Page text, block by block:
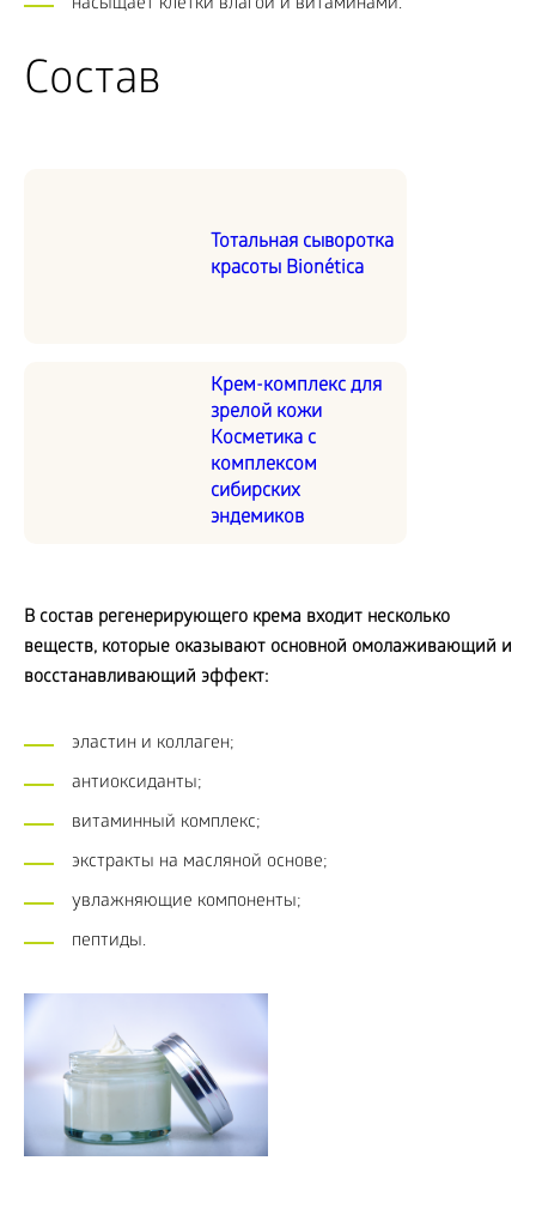
Состав
Тотальная сыворотка
красоты Bionética
Крем-комплекс для
зрелой кожи
Косметика с
комплексом
сибирских
эндемиков
В состав регенерирующего крема входит несколько
веществ, которые оказывают основной омолаживающий и
восстанавливающий эффект:
эластин и коллаген;
антиоксиданты;
витаминный комплекс;
экстракты на масляной основе;
увлажняющие компоненты;
пептиды.